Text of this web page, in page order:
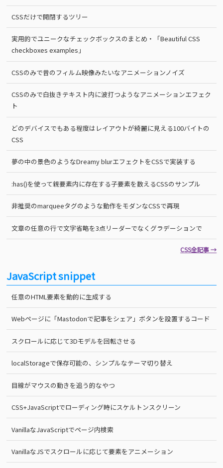
CSSだけで開閉するツリー
実用的でユニークなチェックボックスのまとめ・「Beautiful CSS
checkboxes examples」
CSSのみで昔のフィルム映像みたいなアニメーションノイズ
CSSのみで白抜きテキスト内に波打つようなアニメーションエフェク
ト
どのデバイスでもある程度はレイアウトが綺麗に見える100バイトの
CSS
夢の中の景色のようなDreamy blurエフェクトをCSSで実装する
:has()を使って親要素内に存在する子要素を数えるCSSのサンプル
非推奨のmarqueeタグのような動作をモダンなCSSで再現
文章の任意の行で文字省略を3点リーダーでなくグラデーションで
CSS全記事 →
JavaScript snippet
任意のHTML要素を動的に生成する
Webページに「Mastodonで記事をシェア」ボタンを設置するコード
スクロールに応じて3Dモデルを回転させる
localStorageで保存可能の、シンプルなテーマ切り替え
目線がマウスの動きを追う的なやつ
CSS+JavaScriptでローディング時にスケルトンスクリーン
VanillaなJavaScriptでページ内検索
VanillaなJSでスクロールに応じて要素をアニメーション